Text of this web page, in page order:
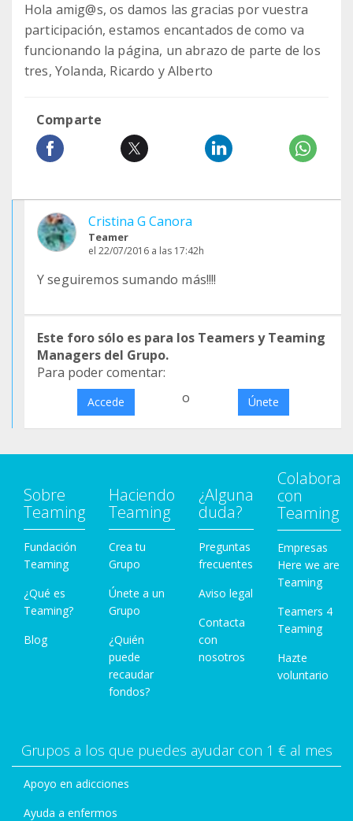
Hola amig@s, os damos las gracias por vuestra
participación, estamos encantados de como va
funcionando la página, un abrazo de parte de los
tres, Yolanda, Ricardo y Alberto
Comparte
Cristina G Canora
Teamer
el 22/07/2016 a las 17:42h
Y seguiremos sumando más!!!!
Este foro sólo es para los Teamers y Teaming
Managers del Grupo.
Para poder comentar:
Accede o Únete
Sobre
Teaming
Fundación
Teaming
¿Qué es
Teaming?
Blog
Haciendo
Teaming
Crea tu
Grupo
Únete a un
Grupo
¿Quién
puede
recaudar
fondos?
¿Alguna
duda?
Preguntas
frecuentes
Aviso legal
Contacta
con
nosotros
Colabora
con
Teaming
Empresas
Here we are
Teaming
Teamers 4
Teaming
Hazte
voluntario
Grupos a los que puedes ayudar con 1 € al mes
Apoyo en adicciones
Ayuda a enfermos